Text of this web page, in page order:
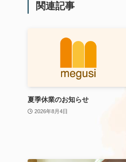
関連記事
夏季休業のお知らせ
2026年8月4日